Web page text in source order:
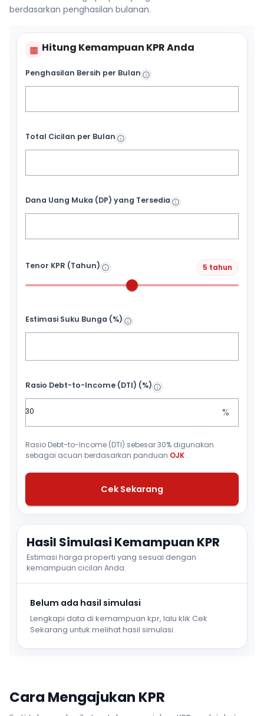
berdasarkan penghasilan bulanan.
▦ Hitung Kemampuan KPR Anda
Penghasilan Bersih per Bulan
Total Cicilan per Bulan
Dana Uang Muka (DP) yang Tersedia
Tenor KPR (Tahun) 5 tahun
Estimasi Suku Bunga (%)
Rasio Debt-to-Income (DTI) (%)
%
Rasio Debt-to-Income (DTI) sebesar 30% digunakan
sebagai acuan berdasarkan panduan OJK .
Cek Sekarang
Hasil Simulasi Kemampuan KPR
Estimasi harga properti yang sesuai dengan
kemampuan cicilan Anda.
Belum ada hasil simulasi
Lengkapi data di kemampuan kpr, lalu klik Cek
Sekarang untuk melihat hasil simulasi.
Cara Mengajukan KPR